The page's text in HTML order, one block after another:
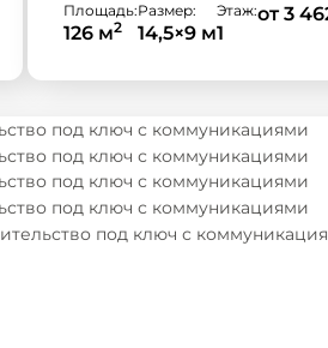
Площадь:
126 м2
Размер:
14,5×9 м
Этаж:
1
от 3